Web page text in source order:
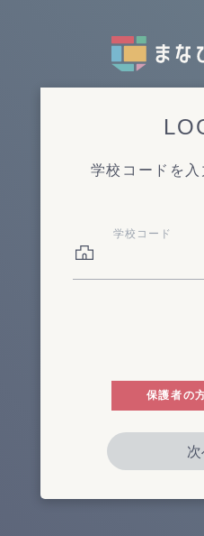
学校コードを
学校コード
保護者の